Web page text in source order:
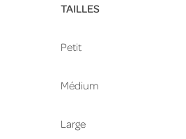
TAILLES
Petit
Médium
Large